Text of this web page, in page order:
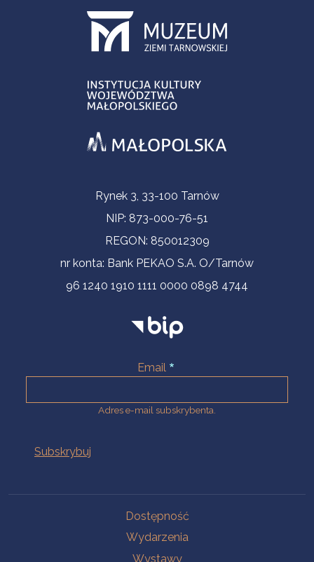
Informacje kontaktoweRynek 3, 33-100 Tarnów
NIP: 873-000-76-51
REGON: 850012309
nr konta: Bank PEKAO S.A. O/Tarnów
96 1240 1910 1111 0000 0898 4744
Email
Adres e-mail subskrybenta.
Dostępność
Wydarzenia
Wystawy